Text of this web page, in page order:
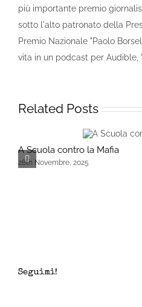
più importante premio
sotto l'alto patronato della
Premio Nazionale "Paolo
vita in un podcast per Audible,
Related Posts
A Scuola contro la Mafia
28th Novembre, 2025
Seguimi!